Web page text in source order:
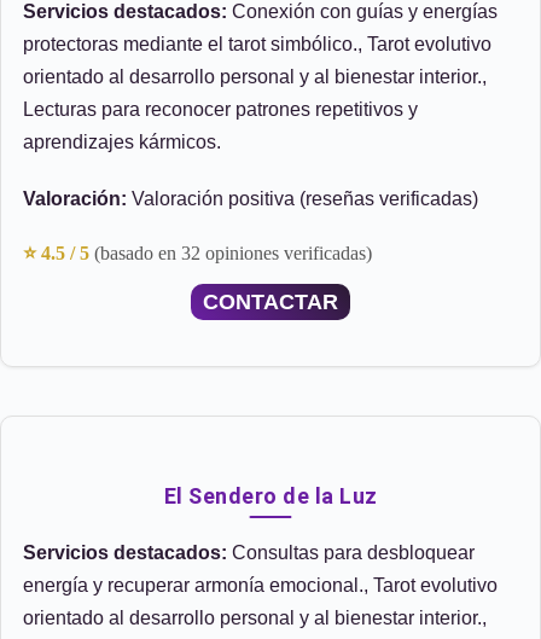
Servicios destacados: Conexión con guías y energías
protectoras mediante el tarot simbólico., Tarot evolutivo
orientado al desarrollo personal y al bienestar interior.,
Lecturas para reconocer patrones repetitivos y
aprendizajes kármicos.
Valoración: Valoración positiva (reseñas verificadas)
⭐ 4.5 / 5 (basado en 32 opiniones verificadas)
CONTACTAR
El Sendero de la Luz
Servicios destacados: Consultas para desbloquear
energía y recuperar armonía emocional., Tarot evolutivo
orientado al desarrollo personal y al bienestar interior.,